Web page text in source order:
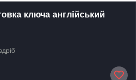
ключа англійський